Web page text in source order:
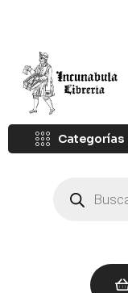
Categorías